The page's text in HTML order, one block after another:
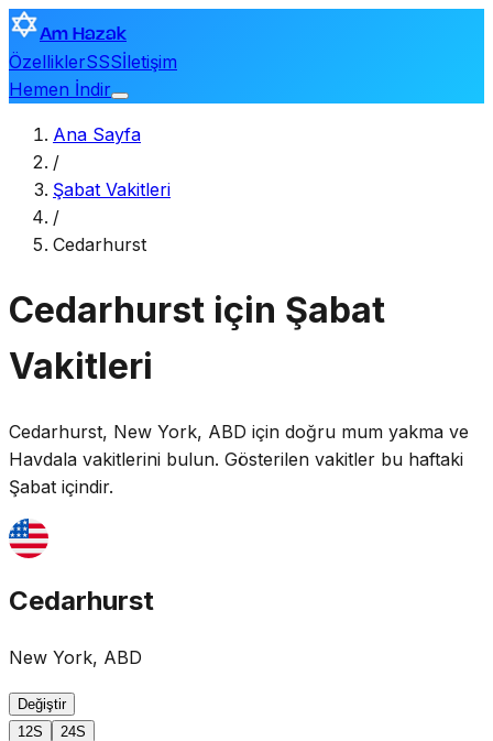
Am Hazak
ÖzelliklerSSSİletişim
Hemen İndir
Ana Sayfa
/
Şabat Vakitleri
/
Cedarhurst
Cedarhurst için Şabat
Vakitleri
Cedarhurst, New York, ABD için doğru mum yakma ve
Havdala vakitlerini bulun. Gösterilen vakitler bu haftaki
Şabat içindir.
Cedarhurst
New York, ABD
Değiştir
12S
24S